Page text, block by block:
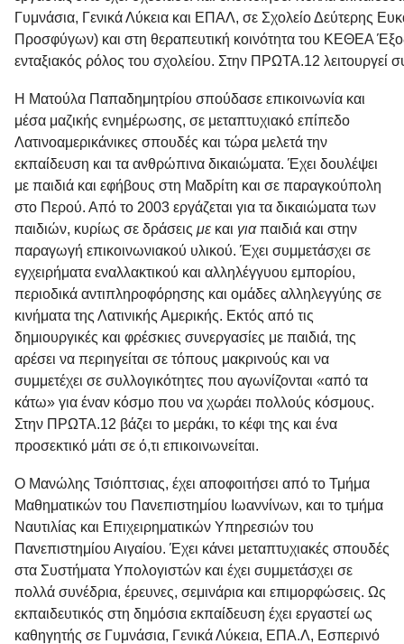
Γυμνάσια, Γενικά Λύκεια και ΕΠΑΛ, σε Σχολείο Δεύτερης
Προσφύγων) και στη θεραπευτική κοινότητα του ΚΕΘΕΑ
ενταξιακός ρόλος του σχολείου. Στην ΠΡΩΤΑ.12 λειτουργεί
Η Ματούλα Παπαδημητρίου σπούδασε επικοινωνία και
μέσα μαζικής ενημέρωσης, σε μεταπτυχιακό επίπεδο
Λατινοαμερικάνικες σπουδές και τώρα μελετά την
εκπαίδευση και τα ανθρώπινα δικαιώματα. Έχει δουλέψει
με παιδιά και εφήβους στη Μαδρίτη και σε παραγκούπολη
στο Περού. Από το 2003 εργάζεται για τα δικαιώματα των
παιδιών, κυρίως σε δράσεις με και γιαπαιδιά και στην
παραγωγή επικοινωνιακού υλικού. Έχει συμμετάσχει σε
εγχειρήματα εναλλακτικού και αλληλέγγυου εμπορίου,
περιοδικά αντιπληροφόρησης και ομάδες αλληλεγγύης σε
κινήματα της Λατινικής Αμερικής. Εκτός από τις
δημιουργικές και φρέσκιες συνεργασίες με παιδιά, της
αρέσει να περιηγείται σε τόπους μακρινούς και να
συμμετέχει σε συλλογικότητες που αγωνίζονται «από τα
κάτω» για έναν κόσμο που να χωράει πολλούς κόσμους.
Στην ΠΡΩΤΑ.12 βάζει το μεράκι, το κέφι της και ένα
προσεκτικό μάτι σε ό,τι επικοινωνείται.
Ο Μανώλης Τσιόπτσιας, έχει αποφοιτήσει από το Τμήμα
Μαθηματικών του Πανεπιστημίου Ιωαννίνων, και το τμήμα
Ναυτιλίας και Επιχειρηματικών Υπηρεσιών του
Πανεπιστημίου Αιγαίου. Έχει κάνει μεταπτυχιακές σπουδές
στα Συστήματα Υπολογιστών και έχει συμμετάσχει σε
πολλά συνέδρια, έρευνες, σεμινάρια και επιμορφώσεις. Ως
εκπαιδευτικός στη δημόσια εκπαίδευση έχει εργαστεί ως
καθηγητής σε Γυμνάσια, Γενικά Λύκεια, ΕΠΑ.Λ, Εσπερινό